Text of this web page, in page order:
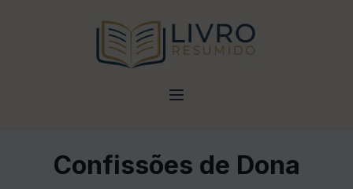
Confissões de Dona